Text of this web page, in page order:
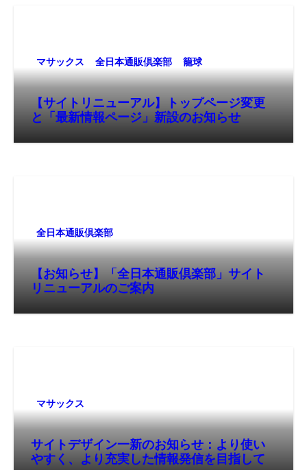
マサックス 全日本通販倶楽部 籠球
【サイトリニューアル】トップページ変更
と「最新情報ページ」新設のお知らせ
全日本通販倶楽部
【お知らせ】「全日本通販倶楽部」サイト
リニューアルのご案内
マサックス
サイトデザイン一新のお知らせ：より使い
やすく、より充実した情報発信を目指して